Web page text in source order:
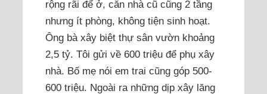
rộng rãi để ở, căn nhà cũ cũng 2 tầng
nhưng ít phòng, không tiện sinh hoạt.
Ông bà xây biệt thự sân vườn khoảng
2,5 tỷ. Tôi gửi về 600 triệu để phụ xây
nhà. Bố mẹ nói em trai cũng góp 500-
600 triệu. Ngoài ra những dịp xây lăng